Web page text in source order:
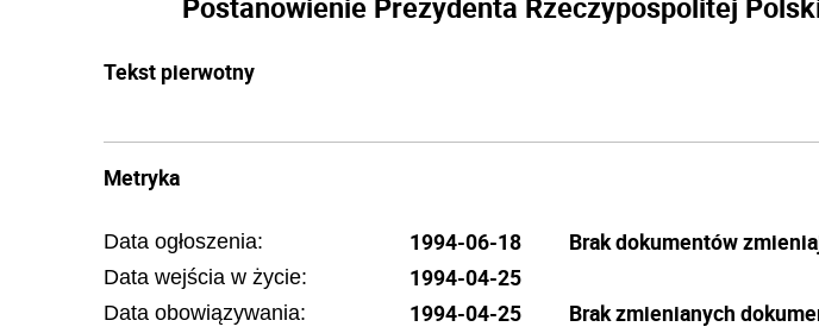
Tekst pierwotny
Metryka
Data ogłoszenia: 1994-06-18
Data wejścia w życie: 1994-04-25
Data obowiązywania: 1994-04-25
Brak dokumentów
Brak zmienianych